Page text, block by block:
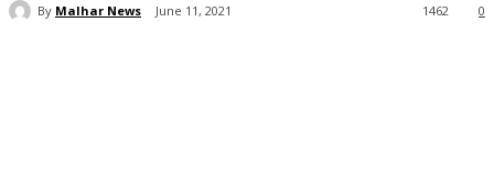
By Malhar News June 11, 2021 0
1462